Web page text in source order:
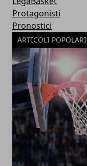
Protagonisti
Pronostici
ARTICOLI POPOLARI